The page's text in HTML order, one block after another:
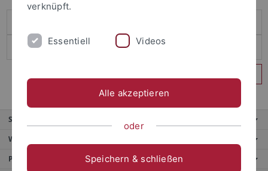
Service
Weitere Angebote
Portale
verknüpft.
Essentiell Videos
Alle akzeptieren
oder
Speichern & schließen